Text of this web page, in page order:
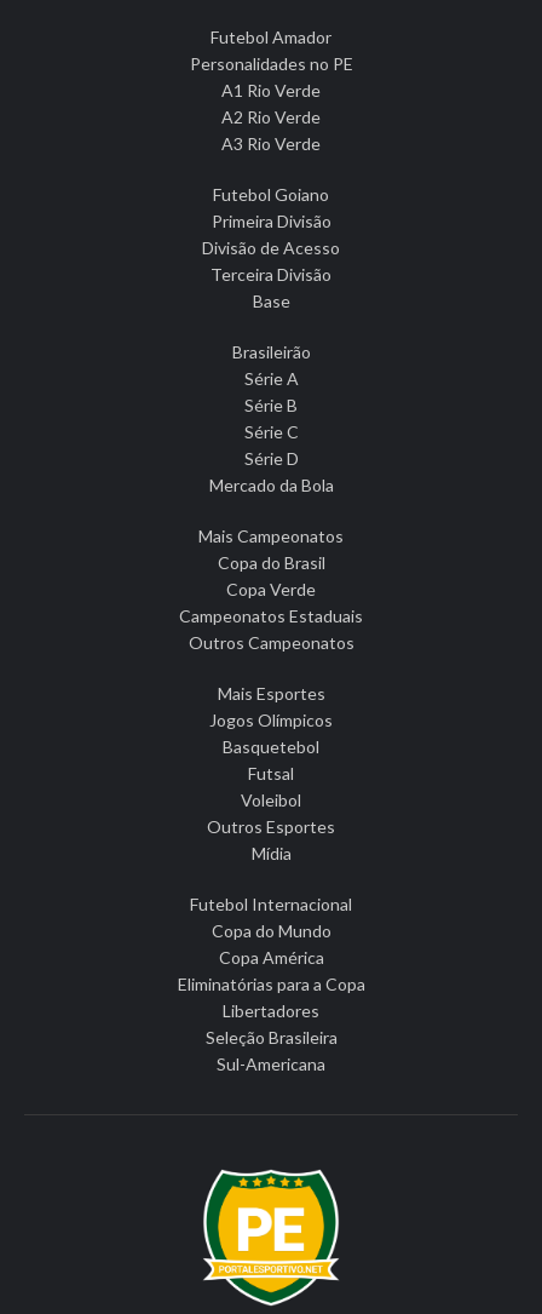
Futebol Amador
Personalidades no PE
A1 Rio Verde
A2 Rio Verde
A3 Rio Verde
Futebol Goiano
Primeira Divisão
Divisão de Acesso
Terceira Divisão
Base
Brasileirão
Série A
Série B
Série C
Série D
Mercado da Bola
Mais Campeonatos
Copa do Brasil
Copa Verde
Campeonatos Estaduais
Outros Campeonatos
Mais Esportes
Jogos Olímpicos
Basquetebol
Futsal
Voleibol
Outros Esportes
Mídia
Futebol Internacional
Copa do Mundo
Copa América
Eliminatórias para a Copa
Libertadores
Seleção Brasileira
Sul-Americana